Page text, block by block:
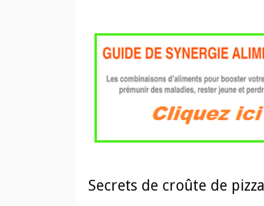
Secrets de croûte de pizza